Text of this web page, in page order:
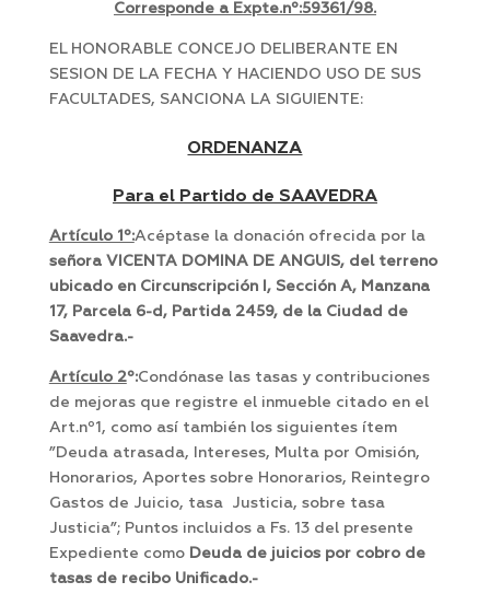
Corresponde a Expte.nº:59361/98.
EL HONORABLE CONCEJO DELIBERANTE EN
SESION DE LA FECHA Y HACIENDO USO DE SUS
FACULTADES, SANCIONA LA SIGUIENTE:
ORDENANZA
Para el Partido de SAAVEDRA
Artículo 1º:Acéptase la donación ofrecida por la
señora VICENTA DOMINA DE ANGUIS, del terreno
ubicado en Circunscripción I, Sección A, Manzana
17, Parcela 6-d, Partida 2459, de la Ciudad de
Saavedra.-
Artículo 2º:Condónase las tasas y contribuciones
de mejoras que registre el inmueble citado en el
Art.nº1, como así también los siguientes ítem
”Deuda atrasada, Intereses, Multa por Omisión,
Honorarios, Aportes sobre Honorarios, Reintegro
Gastos de Juicio, tasa Justicia, sobre tasa
Justicia”; Puntos incluidos a Fs. 13 del presente
Expediente como Deuda de juicios por cobro de
tasas de recibo Unificado.-